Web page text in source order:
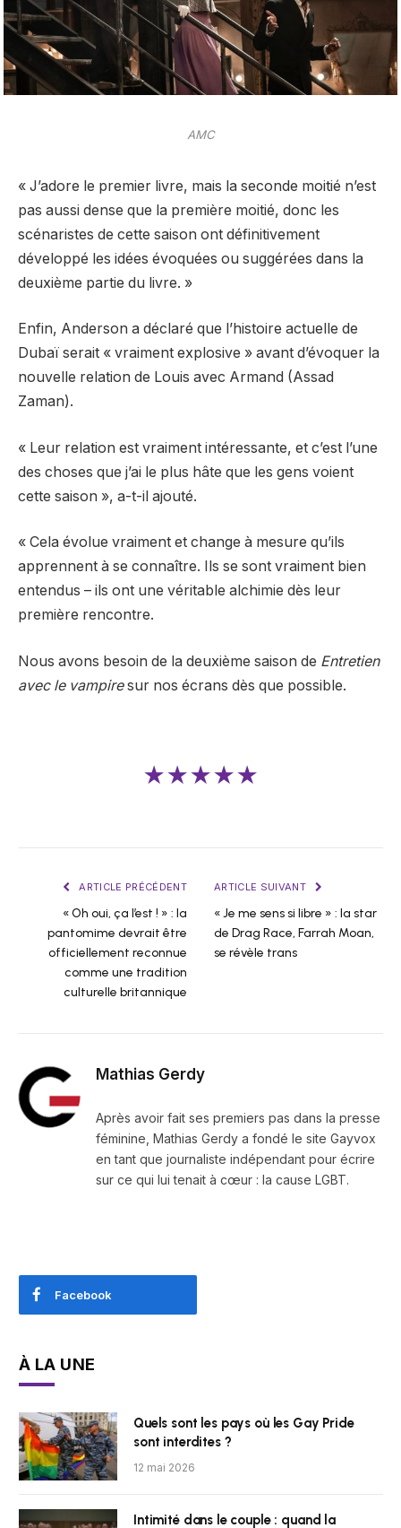
AMC
« J’adore le premier livre, mais la seconde moitié n’est
pas aussi dense que la première moitié, donc les
scénaristes de cette saison ont définitivement
développé les idées évoquées ou suggérées dans la
deuxième partie du livre. »
Enfin, Anderson a déclaré que l’histoire actuelle de
Dubaï serait « vraiment explosive » avant d’évoquer la
nouvelle relation de Louis avec Armand (Assad
Zaman).
« Leur relation est vraiment intéressante, et c’est l’une
des choses que j’ai le plus hâte que les gens voient
cette saison », a-t-il ajouté.
« Cela évolue vraiment et change à mesure qu’ils
apprennent à se connaître. Ils se sont vraiment bien
entendus – ils ont une véritable alchimie dès leur
première rencontre.
Nous avons besoin de la deuxième saison de Entretien
avec le vampiresur nos écrans dès que possible.
★★★★★
ARTICLE PRÉCÉDENT
« Oh oui, ça l’est ! » : la
pantomime devrait être
officiellement reconnue
comme une tradition
culturelle britannique
ARTICLE SUIVANT
« Je me sens si libre » : la star
de Drag Race, Farrah Moan,
se révèle trans
Mathias Gerdy
Après avoir fait ses premiers pas dans la presse
féminine, Mathias Gerdy a fondé le site Gayvox
en tant que journaliste indépendant pour écrire
sur ce qui lui tenait à cœur : la cause LGBT.
Facebook
À LA UNE
Quels sont les pays où les Gay Pride
sont interdites ?
12 mai 2026
Intimité dans le couple : quand la